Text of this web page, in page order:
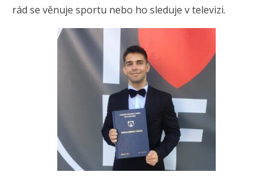
rád se věnuje sportu nebo ho sleduje v televizi.